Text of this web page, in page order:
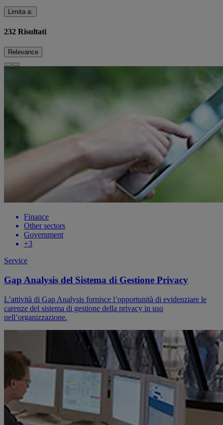
Limita a:
232 Risultati
Relevance
Finance
Other sectors
Government
+3
Service
Gap Analysis del Sistema di Gestione Privacy
L’attività di Gap Analysis fornisce l’opportunità di evidenziare le
carenze del sistema di gestione della privacy in uso
nell’organizzazione.